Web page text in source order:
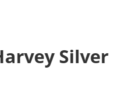
Silver